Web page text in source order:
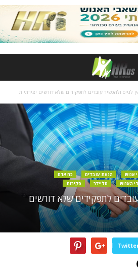
לגייס ולהכשיר עובדים לתפקידים שלא דורשים יצירתיות
אנוש הנעת עובדים
כח אדם
האנוש סליידר סקירות
לתפקידים שלא דורשים